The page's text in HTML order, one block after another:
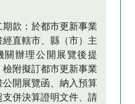
款：於都市更新事業
經直轄市、縣（市）主
關辦理公開展覽後提
檢附擬訂都市更新事業
公開展覽函、納入預算
支併決算證明文件、請